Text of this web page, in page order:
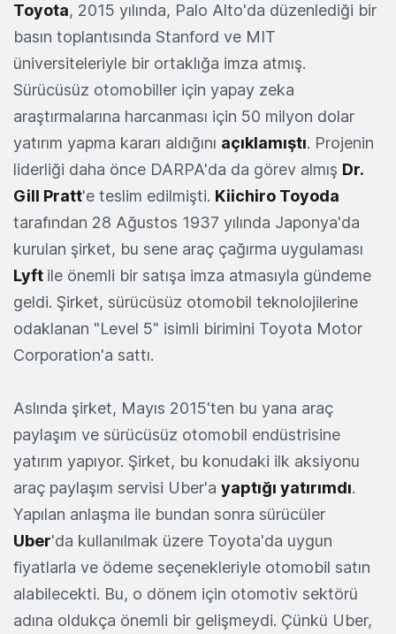
Toyota, 2015 yılında, Palo Alto'da düzenlediği bir
basın toplantısında Stanford ve MIT
üniversiteleriyle bir ortaklığa imza atmış.
Sürücüsüz otomobiller için yapay zeka
araştırmalarına harcanması için 50 milyon dolar
yatırım yapma kararı aldığını açıklamıştı. Projenin
liderliği daha önce DARPA'da da görev almış Dr.
Gill Pratt'e teslim edilmişti. Kiichiro Toyoda
tarafından 28 Ağustos 1937 yılında Japonya'da
kurulan şirket, bu sene araç çağırma uygulaması
Lyft ile önemli bir satışa imza atmasıyla gündeme
geldi. Şirket, sürücüsüz otomobil teknolojilerine
odaklanan "Level 5" isimli birimini Toyota Motor
Corporation'a sattı.
Aslında şirket, Mayıs 2015'ten bu yana araç
paylaşım ve sürücüsüz otomobil endüstrisine
yatırım yapıyor. Şirket, bu konudaki ilk aksiyonu
araç paylaşım servisi Uber'a yaptığı yatırımdı.
Yapılan anlaşma ile bundan sonra sürücüler
Uber'da kullanılmak üzere Toyota'da uygun
fiyatlarla ve ödeme seçenekleriyle otomobil satın
alabilecekti. Bu, o dönem için otomotiv sektörü
adına oldukça önemli bir gelişmeydi. Çünkü Uber,